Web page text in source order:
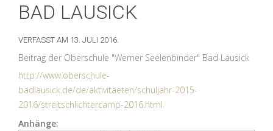
BAD LAUSICK
VERFASST AM 13. JULI 2016.
Beitrag der Oberschule "Werner Seelenbinder" Bad Lausick
http://www.oberschule-
badlausick.de/de/aktivitaeten/schuljahr-2015-
2016/streitschlichtercamp-2016.html
Anhänge: